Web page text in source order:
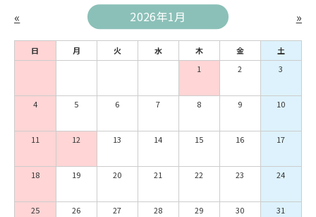
2026年1月
« »
日 月 火 水 木 金
土
1
2 3
4 5 6 7 8 9 10
11 12 13 14 15 16 17
18 19 20 21 22 23 24
25 26 27 28 29 30 31